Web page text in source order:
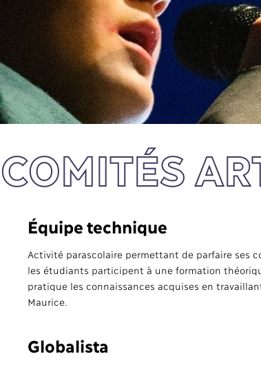
Équipe technique
Activité parascolaire permettant de parfaire ses
les étudiants participent à une formation
pratique les connaissances acquises en
Maurice.
Globalista